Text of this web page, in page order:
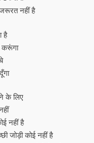
नहीं है
है
करूंगा
के लिए
नहीं है
जोड़ी कोई नहीं है